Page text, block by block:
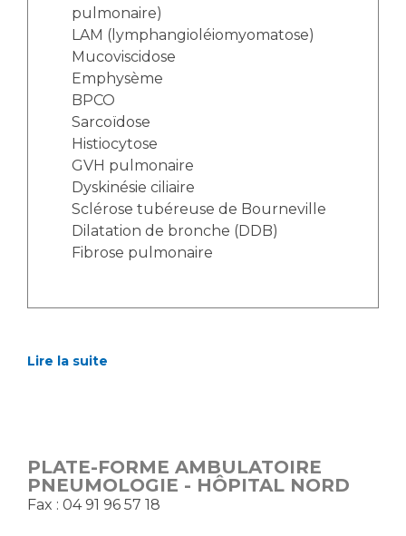
pulmonaire)
LAM (lymphangioléiomyomatose)
Mucoviscidose
Emphysème
BPCO
Sarcoïdose
Histiocytose
GVH pulmonaire
Dyskinésie ciliaire
Sclérose tubéreuse de Bourneville
Dilatation de bronche (DDB)
Fibrose pulmonaire
Lire la suite
PLATE-FORME AMBULATOIRE
PNEUMOLOGIE - HÔPITAL NORD
Fax : 04 91 96 57 18